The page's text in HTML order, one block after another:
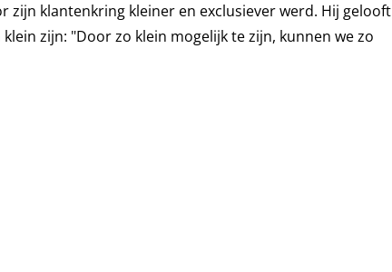
zijn klantenkring kleiner en exclusiever werd. Hij gelooft
zijn: "Door zo klein mogelijk te zijn, kunnen we zo